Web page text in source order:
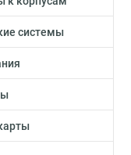
системы